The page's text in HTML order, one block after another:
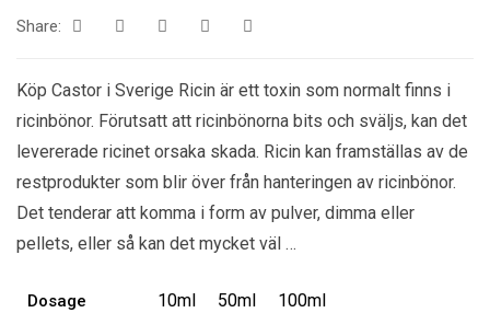
Share:
Köp Castor i Sverige Ricin är ett toxin som normalt finns i
ricinbönor. Förutsatt att ricinbönorna bits och sväljs, kan det
levererade ricinet orsaka skada. Ricin kan framställas av de
restprodukter som blir över från hanteringen av ricinbönor.
Det tenderar att komma i form av pulver, dimma eller
pellets, eller så kan det mycket väl …
Dosage 10ml 50ml 100ml